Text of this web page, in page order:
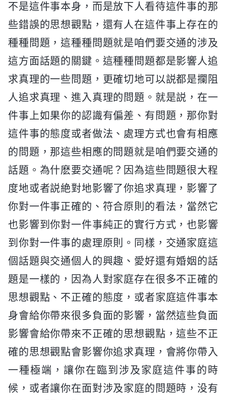
不是這件事本身，而是放下人看待這件事的那
些錯誤的思想觀點，還有人在這件事上存在的
種種問題，這種種問題就是咱們要交通的涉及
這方面話題的關鍵。這種種問題都是影響人追
求真理的一些問題，更確切地可以説都是攔阻
人追求真理、進入真理的問題。就是説，在一
件事上如果你的認識有偏差、有問題，那你對
這件事的態度或者做法、處理方式也會有相應
的問題，那這些相應的問題就是咱們要交通的
話題。為什麽要交通呢？因為這些問題很大程
度地或者説絶對地影響了你追求真理，影響了
你對一件事正確的、符合原則的看法，當然它
也影響到你對一件事純正的實行方式，也影響
到你對一件事的處理原則。同樣，交通家庭這
個話題與交通個人的興趣、愛好還有婚姻的話
題是一樣的，因為人對家庭存在很多不正確的
思想觀點、不正確的態度，或者家庭這件事本
身會給你帶來很多負面的影響，當然這些負面
影響會給你帶來不正確的思想觀點，這些不正
確的思想觀點會影響你追求真理，會將你帶入
一種極端，讓你在臨到涉及家庭這件事的時
候，或者讓你在面對涉及家庭的問題時，没有